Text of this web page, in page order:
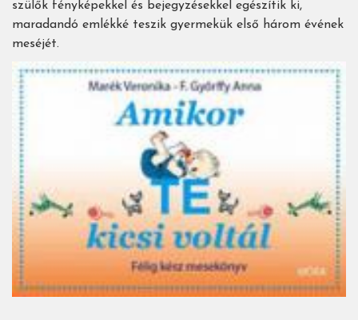
szülők fényképekkel és bejegyzésekkel egészítik ki,
maradandó emlékké teszik gyermekük első három évének
meséjét.